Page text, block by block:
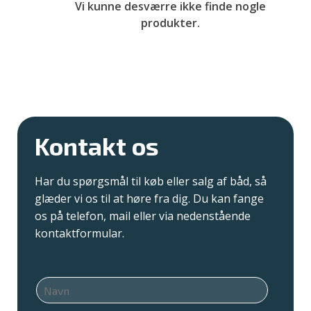
Vi kunne desværre ikke finde nogle
produkter.
Kontakt os
Har du spørgsmål til køb eller salg af båd, så
glæder vi os til at høre fra dig. Du kan fange
os på telefon, mail eller via nedenstående
kontaktformular.
N
a